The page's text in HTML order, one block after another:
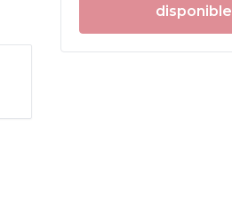
disponible